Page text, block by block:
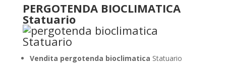
PERGOTENDA BIOCLIMATICA
Statuario
Vendita pergotenda bioclimatica Statuario